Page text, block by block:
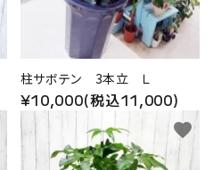
柱サボテン 3本立 Ｌ
¥10,000(税込11,000)
favorite